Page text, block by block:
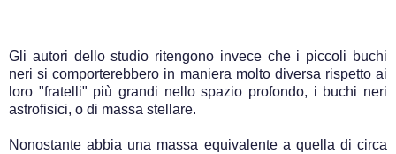
Gli autori dello studio ritengono invece che i piccoli buchi
neri si comporterebbero in maniera molto diversa rispetto ai
loro "fratelli" più grandi nello spazio profondo, i buchi neri
astrofisici, o di massa stellare.
Nonostante abbia una massa equivalente a quella di circa